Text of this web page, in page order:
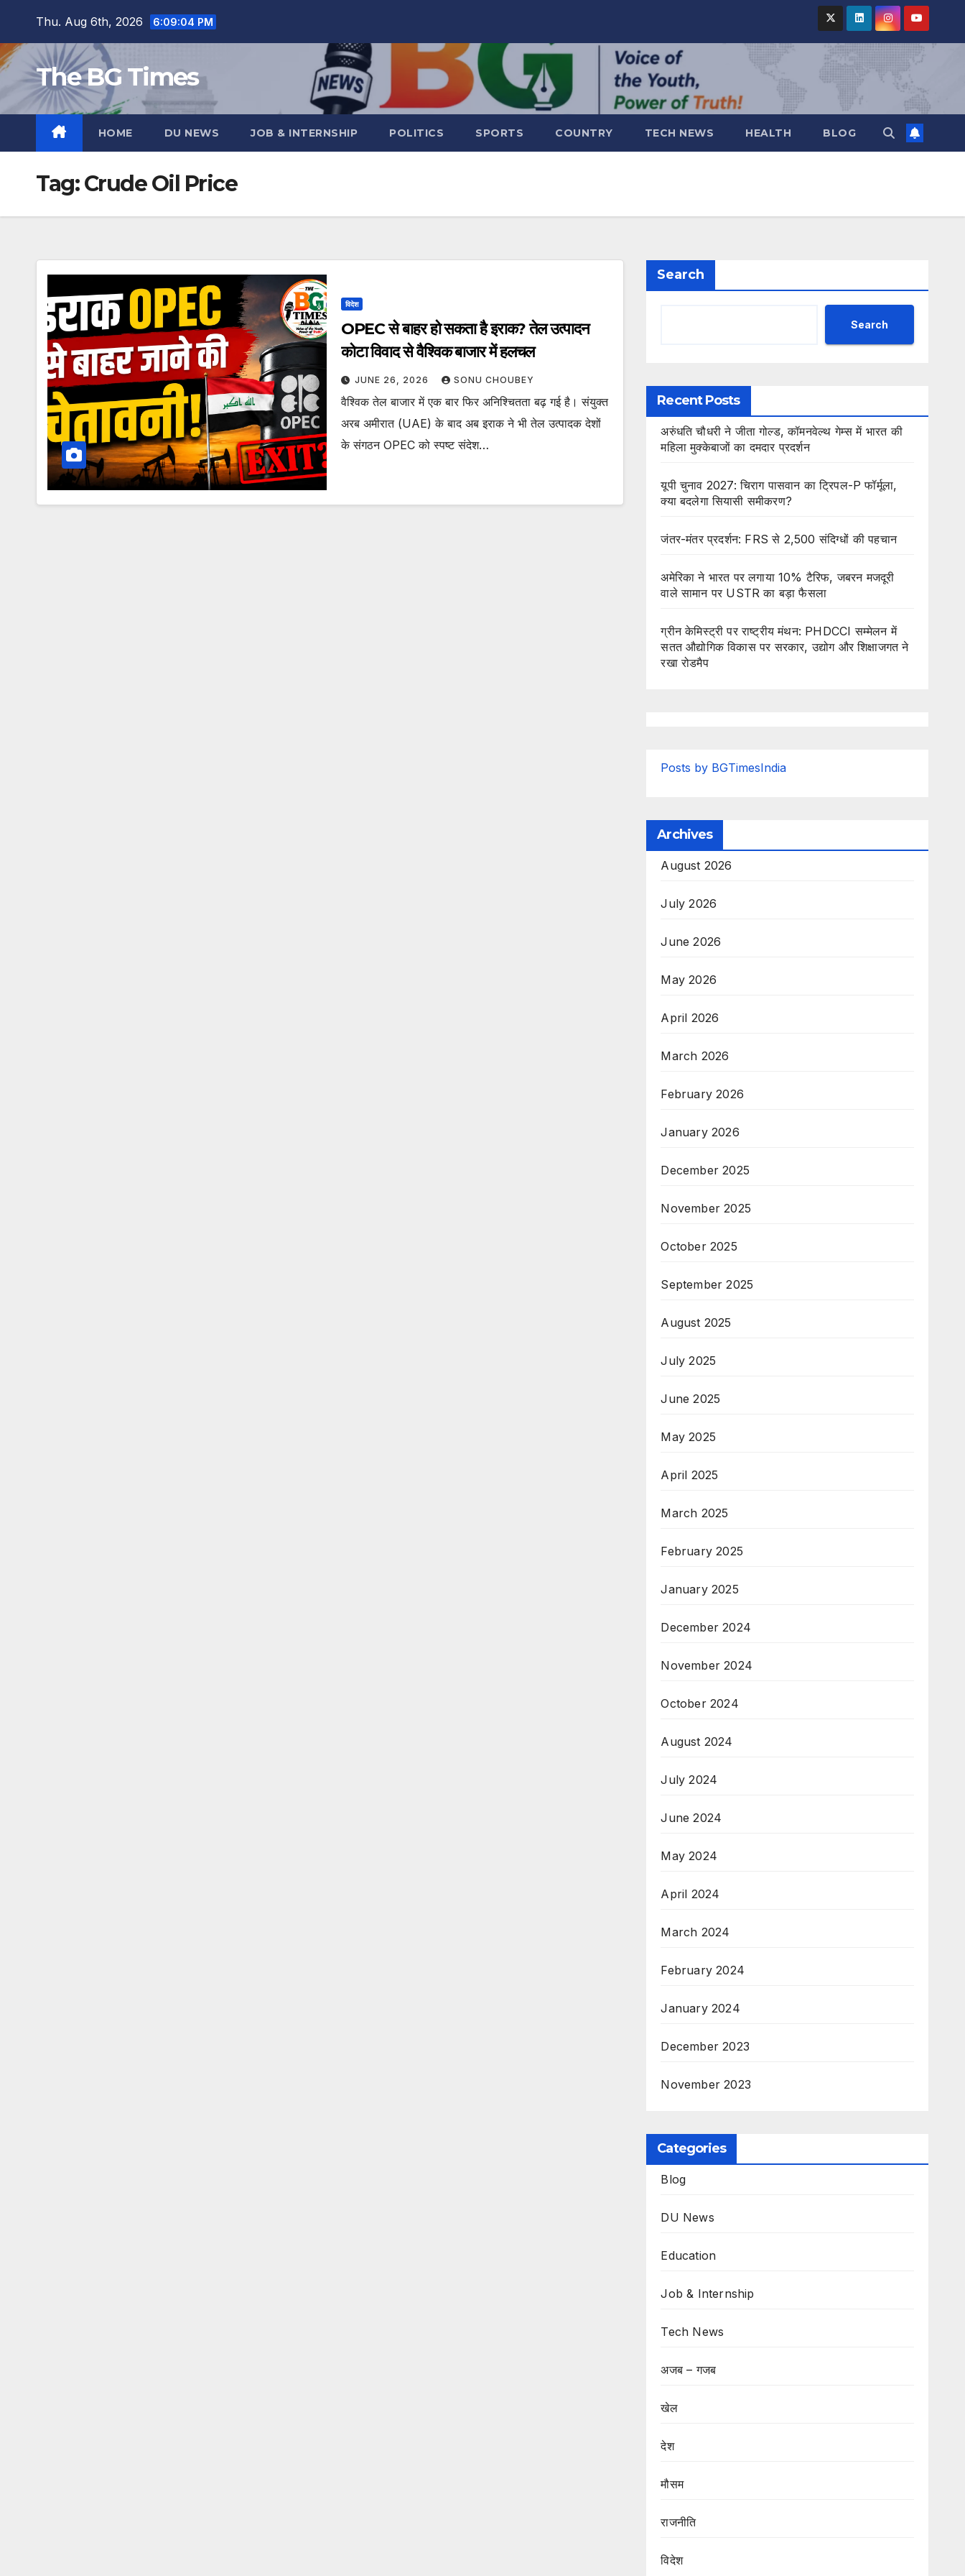
content
Thu. Aug 6th, 2026 6:09:05 PM
The BG Times
HOME DU NEWS JOB & INTERNSHIP POLITICS SPORTS COUNTRY TECH NEWS HEALTH BLOG
Tag:Crude Oil Price
विदेश
OPEC से बाहर हो सकता है इराक? तेल उत्पादन
कोटा विवाद से वैश्विक बाजार में हलचल
JUNE 26, 2026 SONU CHOUBEY
वैश्विक तेल बाजार में एक बार फिर अनिश्चितता बढ़ गई है। संयुक्त
अरब अमीरात (UAE) के बाद अब इराक ने भी तेल उत्पादक देशों
के संगठन OPEC को स्पष्ट संदेश…
Search
Search
Recent Posts
अरुंधति चौधरी ने जीता गोल्ड, कॉमनवेल्थ गेम्स में भारत की
महिला मुक्केबाजों का दमदार प्रदर्शन
यूपी चुनाव 2027: चिराग पासवान का ट्रिपल-P फॉर्मूला,
क्या बदलेगा सियासी समीकरण?
जंतर-मंतर प्रदर्शन: FRS से 2,500 संदिग्धों की पहचान
अमेरिका ने भारत पर लगाया 10% टैरिफ, जबरन मजदूरी
वाले सामान पर USTR का बड़ा फैसला
ग्रीन केमिस्ट्री पर राष्ट्रीय मंथन: PHDCCI सम्मेलन में
सतत औद्योगिक विकास पर सरकार, उद्योग और शिक्षाजगत ने
रखा रोडमैप
Posts by BGTimesIndia
Archives
August 2026
July 2026
June 2026
May 2026
April 2026
March 2026
February 2026
January 2026
December 2025
November 2025
October 2025
September 2025
August 2025
July 2025
June 2025
May 2025
April 2025
March 2025
February 2025
January 2025
December 2024
November 2024
October 2024
August 2024
July 2024
June 2024
May 2024
April 2024
March 2024
February 2024
January 2024
December 2023
November 2023
Categories
Blog
DU News
Education
Job & Internship
Tech News
अजब – गजब
खेल
देश
मौसम
राजनीति
विदेश